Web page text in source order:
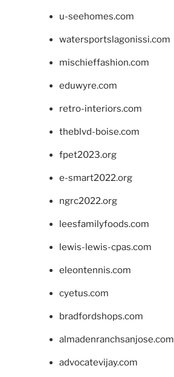
u-seehomes.com
watersportslagonissi.com
mischieffashion.com
eduwyre.com
retro-interiors.com
theblvd-boise.com
fpet2023.org
e-smart2022.org
ngrc2022.org
leesfamilyfoods.com
lewis-lewis-cpas.com
eleontennis.com
cyetus.com
bradfordshops.com
almadenranchsanjose.com
advocatevijay.com